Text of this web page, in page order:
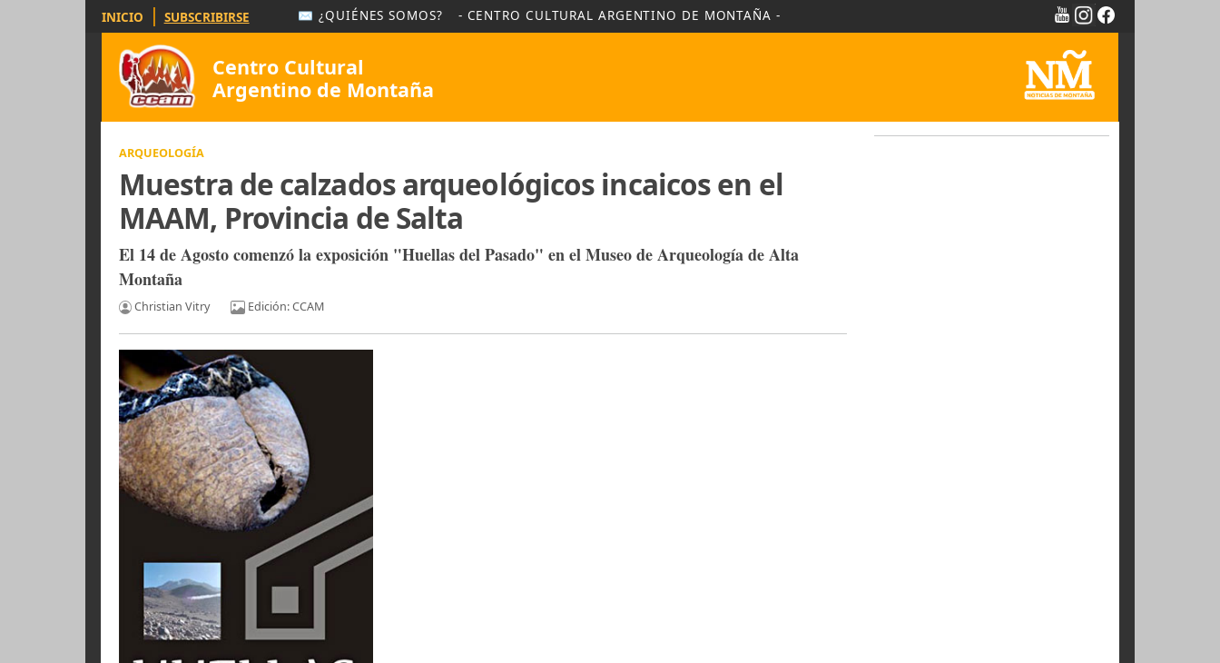
INICIO | SUBSCRIBIRSE ✉ ¿QUIÉNES SOMOS? - CENTRO CULTURAL ARGENTINO DE MONTAÑA -
Centro Cultural
Argentino de Montaña
ARQUEOLOGÍA
Muestra de calzados arqueológicos incaicos en el
MAAM, Provincia de Salta
El 14 de Agosto comenzó la exposición "Huellas del Pasado" en el Museo de Arqueología de Alta
Montaña